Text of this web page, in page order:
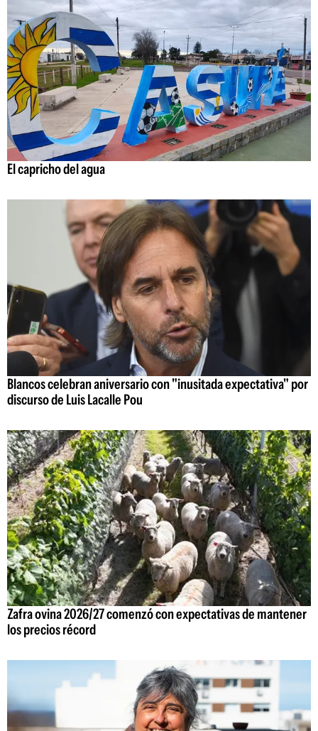
El capricho del agua
Blancos celebran aniversario con "inusitada expectativa" por
discurso de Luis Lacalle Pou
Zafra ovina 2026/27 comenzó con expectativas de mantener
los precios récord